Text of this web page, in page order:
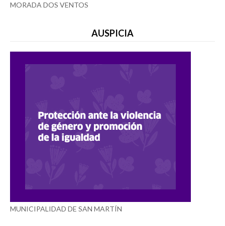
MORADA DOS VENTOS
AUSPICIA
MUNICIPALIDAD DE SAN MARTÍN